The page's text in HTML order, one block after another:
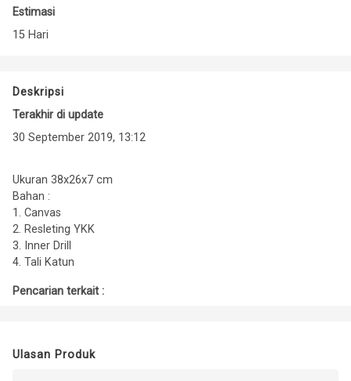
Estimasi
15 Hari
Deskripsi
Terakhir di update
30 September 2019, 13:12
Ukuran 38x26x7 cm
Bahan :
1. Canvas
2. Resleting YKK
3. Inner Drill
4. Tali Katun
Pencarian terkait :
Ulasan Produk